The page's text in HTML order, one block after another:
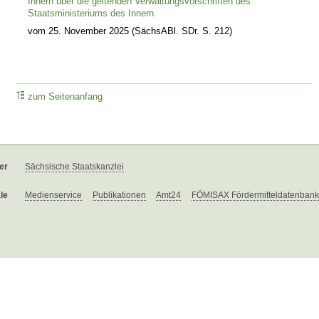
Staatsministeriums des Innern
vom 25. November 2025 (SächsABl. SDr. S. 212)
zum Seitenanfang
Sächsische Staatskanzlei
Medienservice Publikationen Amt24 FÖMISAX Fördermitteldatenbank